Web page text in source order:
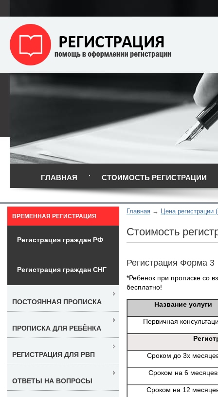
ГЛАВНАЯ СТОИМОСТЬ РЕГИСТРАЦИИ
Главная Цена регистрации
Стоимость
Регистрация Форма 3
*Ребенок при прописке со
бесплатно!
Название услуги
Первичная
Сроком до 3х
Сроком на 6 месяцев
Сроком на 12
ВРЕМЕННАЯ РЕГИСТРАЦИЯ
Регистрация граждан РФ
Регистрация граждан СНГ
ПОСТОЯННАЯ ПРОПИСКА
ПРОПИСКА ДЛЯ РЕБЁНКА
РЕГИСТРАЦИЯ ДЛЯ РВП
ОТВЕТЫ НА ВОПРОСЫ